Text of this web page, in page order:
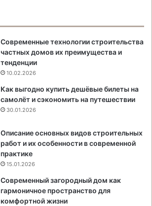
Современные технологии строительства
частных домов их преимущества и
тенденции
10.02.2026
Как выгодно купить дешёвые билеты на
самолёт и сэкономить на путешествии
30.01.2026
Описание основных видов строительных
работ и их особенности в современной
практике
15.01.2026
Современный загородный дом как
гармоничное пространство для
комфортной жизни